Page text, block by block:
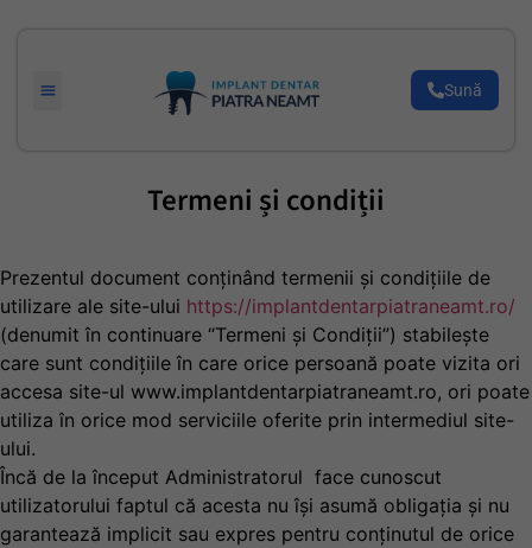
Sună
Termeni și condiții
Prezentul document conținând termenii și condițiile de
utilizare ale site-ului https://implantdentarpiatraneamt.ro/
(denumit în continuare “Termeni și Condiții”) stabilește
care sunt condițiile în care orice persoană poate vizita ori
accesa site-ul www.implantdentarpiatraneamt.ro, ori poate
utiliza în orice mod serviciile oferite prin intermediul site-
ului.
Încă de la început Administratorul face cunoscut
utilizatorului faptul că acesta nu își asumă obligația și nu
garantează implicit sau expres pentru conținutul de orice